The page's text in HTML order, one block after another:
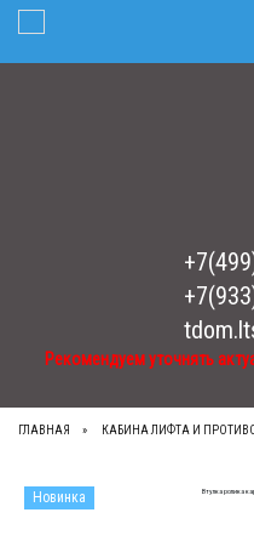
Рекомендуем уточнять
Рекомендуем уточнять
Toggle Navigation
ГЛАВНАЯ КАБИНА ЛИФТА И
Новинка